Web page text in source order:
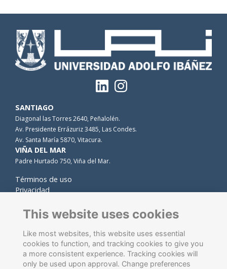
SANTIAGO
Diagonal las Torres 2640, Peñalolén.
Av. Presidente Errázuriz 3485, Las Condes.
Av. Santa María 5870, Vitacura.
VIÑA DEL MAR
Padre Hurtado 750, Viña del Mar.
Términos de uso
Privacidad
Contacto
This website uses cookies
Like most websites, this website uses essential
cookies to function, and tracking cookies to give you
a more consistent experience. Tracking cookies will
only be used upon approval. Change preferences